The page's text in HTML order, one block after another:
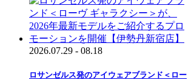
2026.07.29 - 08.18
ロサンゼルス発のアイウェアブランド＜ロー